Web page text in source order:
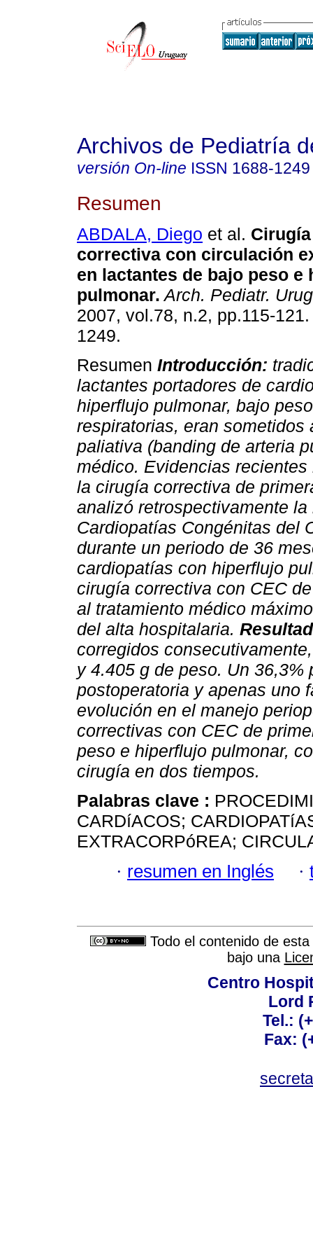
Archivos de Pediatría
versión On-line ISSN 1688-1249
Resumen
ABDALA, Diego et al.
correctiva con circulación
en lactantes de bajo peso e
pulmonar. Arch. Pediatr.
2007, vol.78, n.2, pp.115-
1249.
Resumen Introducción:
lactantes portadores de
hiperflujo pulmonar, bajo
respiratorias, eran sometidos
paliativa (banding de arteria
médico. Evidencias
la cirugía correctiva de
analizó retrospectivamente
Cardiopatías Congénitas del
durante un periodo de 36
cardiopatías con hiperflujo
cirugía correctiva con CEC
al tratamiento médico
del alta hospitalaria.
corregidos
y 4.405 g de peso. Un
postoperatoria y apenas uno
evolución en el manejo
correctivas con CEC de
peso e hiperflujo pulmonar,
cirugía en dos tiempos.
Palabras clave :
CARDíACOS;
EXTRACORPóREA;
· resumen en Inglés ·
Todo el contenido de
bajo una
Centro
Lord
Tel.:
Fax: